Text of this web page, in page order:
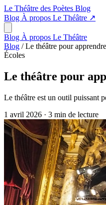
Le Théâtre des Poètes Blog
Blog À propos Le Théâtre ↗
Blog À propos Le Théâtre
Blog / Le théâtre pour
Écoles
Le théâtre pour
Le théâtre est un outil puissant
1 avril 2026 · 3 min de lecture